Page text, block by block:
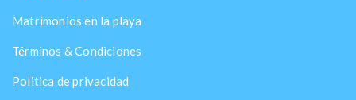
Matrimonios en la playa
Términos & Condiciones
Politica de privacidad